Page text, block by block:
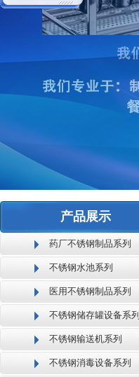
产品展示
药厂不锈钢制品系列
不锈钢水池系列
医用不锈钢制品系列
不锈钢储存罐设备系列
不锈钢输送机系列
不锈钢消毒设备系列